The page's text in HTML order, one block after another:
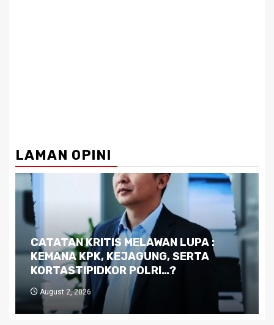
LAMAN OPINI
CATATAN KRITIS MELAWAN LUPA :
KEMANA KPK, KEJAGUNG, SERTA
KORTASTIPIDKOR POLRI…?
August 2, 2026